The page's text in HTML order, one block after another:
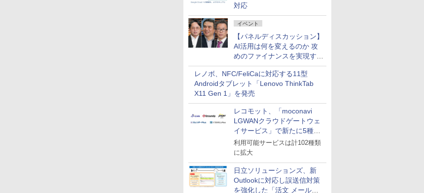
対応
イベント
【パネルディスカッション】
AI活用は何を変えるのか 攻
めのファイナンスを実現する
業務設計とマインドセット変
革
レノボ、NFC/FeliCaに対応する11型
Androidタブレット「Lenovo ThinkTab
X11 Gen 1」を発売
レコモット、「moconavi
LGWANクラウドゲートウェ
イサービス」で新たに5種類
のサービスと連携開始
利用可能サービスは計102種類
に拡大
日立ソリューションズ、新
Outlookに対応し誤送信対策
を強化した「活文 メール誤